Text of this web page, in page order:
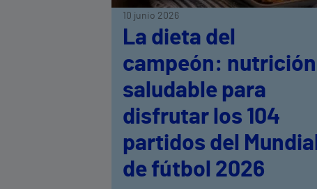
10 junio 2026
La dieta del
campeón: nutrición
saludable para
disfrutar los 104
partidos del Mundial
de fútbol 2026